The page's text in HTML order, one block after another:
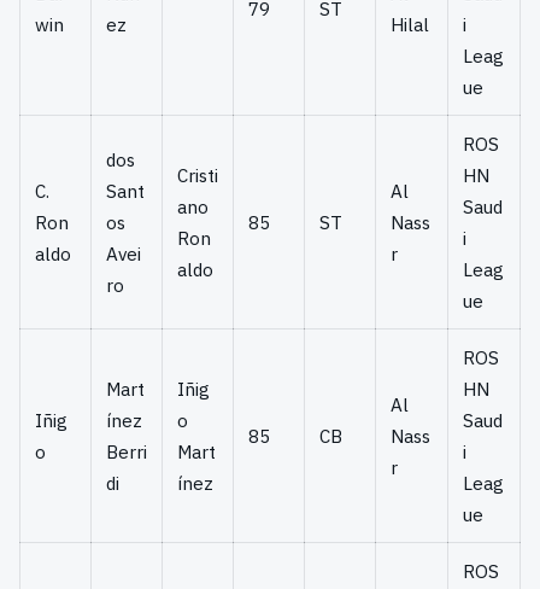
win
ez
79 ST
Hilal
i
Leag
ue
C.
Ron
aldo
dos
Sant
os
Avei
ro
Cristi
ano
Ron
aldo
85 ST
Al
Nass
r
ROS
HN
Saud
i
Leag
ue
Iñig
o
Mart
ínez
Berri
di
Iñig
o
Mart
ínez
85 CB
Al
Nass
r
ROS
HN
Saud
i
Leag
ue
ROS